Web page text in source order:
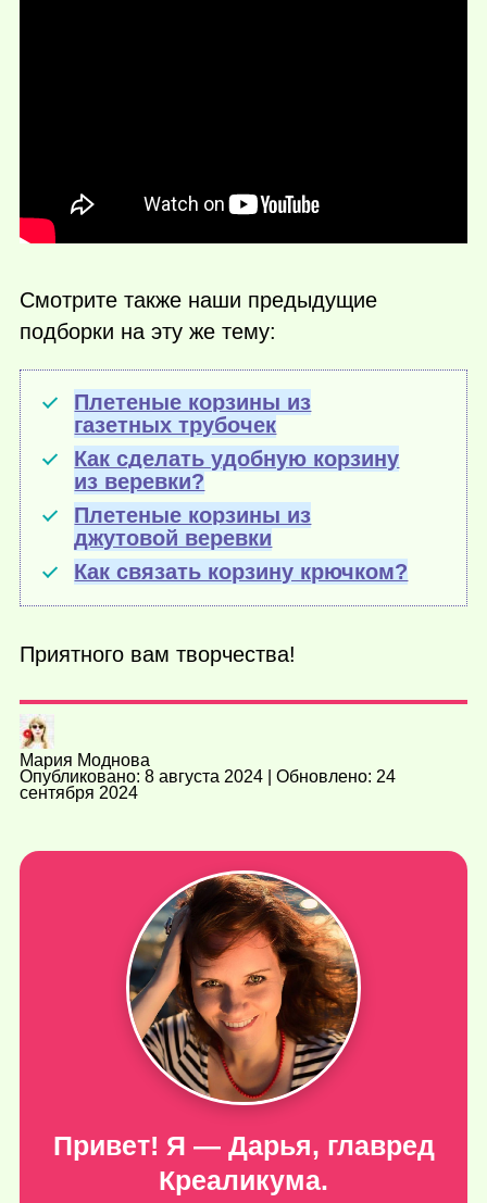
Смотрите также наши предыдущие
подборки на эту же тему:
Плетеные корзины из
газетных трубочек
Как сделать удобную корзину
из веревки?
Плетеные корзины из
джутовой веревки
Как связать корзину крючком?
Приятного вам творчества!
Мария Моднова
Опубликовано: 8 августа 2024 | Обновлено: 24
сентября 2024
Привет! Я — Дарья, главред
Креаликума.